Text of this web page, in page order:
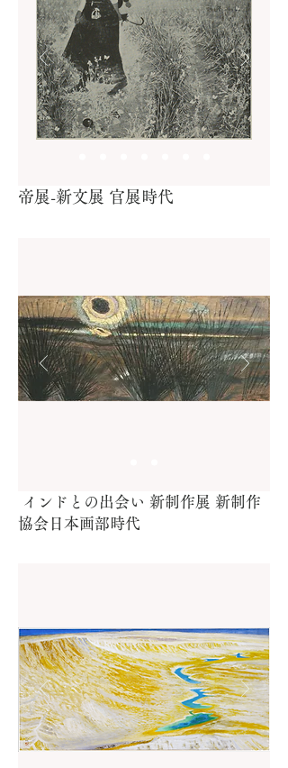
帝展-新文展 官展時代
​ インドとの出会い 新制作展 新制作
協会日本画部時代